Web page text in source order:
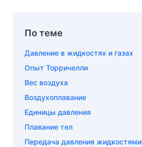
По теме
Давление в жидкостях и газах
Опыт Торричелли
Вес воздуха
Воздухоплавание
Единицы давления
Плавание тел
Передача давления жидкостями